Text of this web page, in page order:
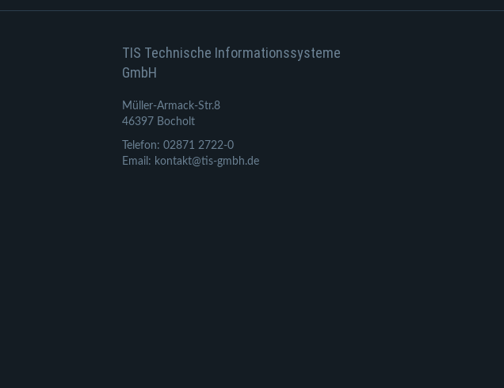
TIS Technische Informationssysteme
GmbH
Müller-Armack-Str.8
46397 Bocholt
Telefon: 02871 2722-0
Email: kontakt@tis-gmbh.de